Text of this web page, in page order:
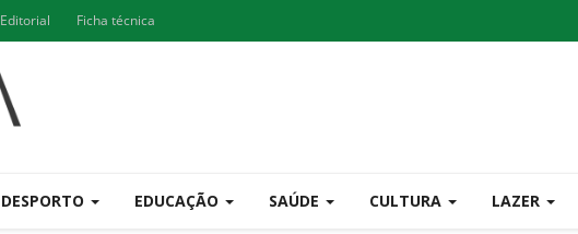
Ficha técnica
DESPORTO EDUCAÇÃO SAÚDE CULTURA LAZER